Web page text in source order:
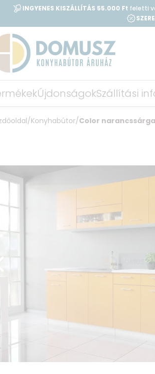
INGYENES KISZÁLLÍTÁS 55.000 Ft feletti
ÚjdonságokSzállítási
/Konyhabútor/Color